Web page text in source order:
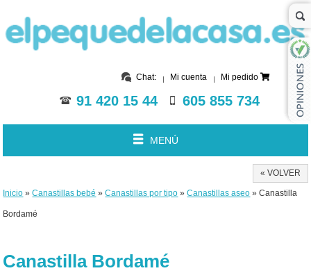
Chat: Mi cuenta Mi pedido
91 420 15 44 605 855 734
MENÚ
« VOLVER
Inicio »Canastillas bebé »Canastillas por tipo »Canastillas aseo » Canastilla
Bordamé
Canastilla Bordamé